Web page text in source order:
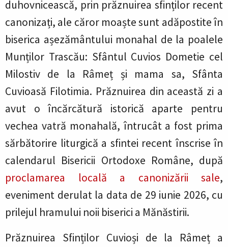
duhovnicească, prin prăznuirea sfinților recent
canonizați, ale căror moaște sunt adăpostite în
biserica așezământului monahal de la poalele
Munților Trascău: Sfântul Cuvios Dometie cel
Milostiv de la Râmeț și mama sa, Sfânta
Cuvioasă Filotimia. Prăznuirea din această zi a
avut o încărcătură istorică aparte pentru
vechea vatră monahală, întrucât a fost prima
sărbătorire liturgică a sfintei recent înscrise în
calendarul Bisericii Ortodoxe Române, după
proclamarea locală a canonizării sale,
eveniment derulat la data de 29 iunie 2026, cu
prilejul hramului noii biserici a Mănăstirii.
Prăznuirea Sfinților Cuvioși de la Râmeț a